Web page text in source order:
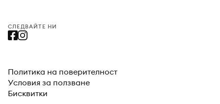
СЛЕДВАЙТЕ НИ
Политика на поверителност
Условия за ползване
Бисквитки